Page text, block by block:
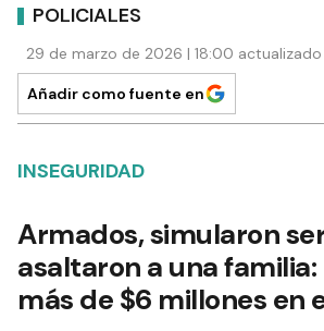
POLICIALES
29 de marzo de 2026 | 18:00
Añadir como fuente en
INSEGURIDAD
Armados, simularon
asaltaron a una
más de $6 millones en